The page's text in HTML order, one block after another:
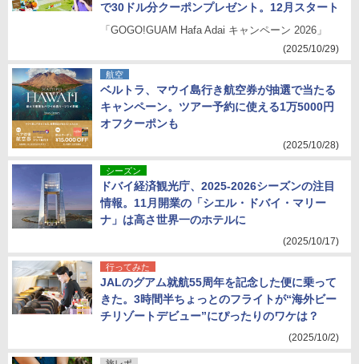
で30ドル分クーポンプレゼント。12月スタート
「GOGO!GUAM Hafa Adai キャンペーン 2026」
(2025/10/29)
航空
ベルトラ、マウイ島行き航空券が抽選で当たる
キャンペーン。ツアー予約に使える1万5000円
オフクーポンも
(2025/10/28)
シーズン
ドバイ経済観光庁、2025-2026シーズンの注目
情報。11月開業の「シエル・ドバイ・マリー
ナ」は高さ世界一のホテルに
(2025/10/17)
行ってみた
JALのグアム就航55周年を記念した便に乗って
きた。3時間半ちょっとのフライトが“海外ビー
チリゾートデビュー”にぴったりのワケは？
(2025/10/2)